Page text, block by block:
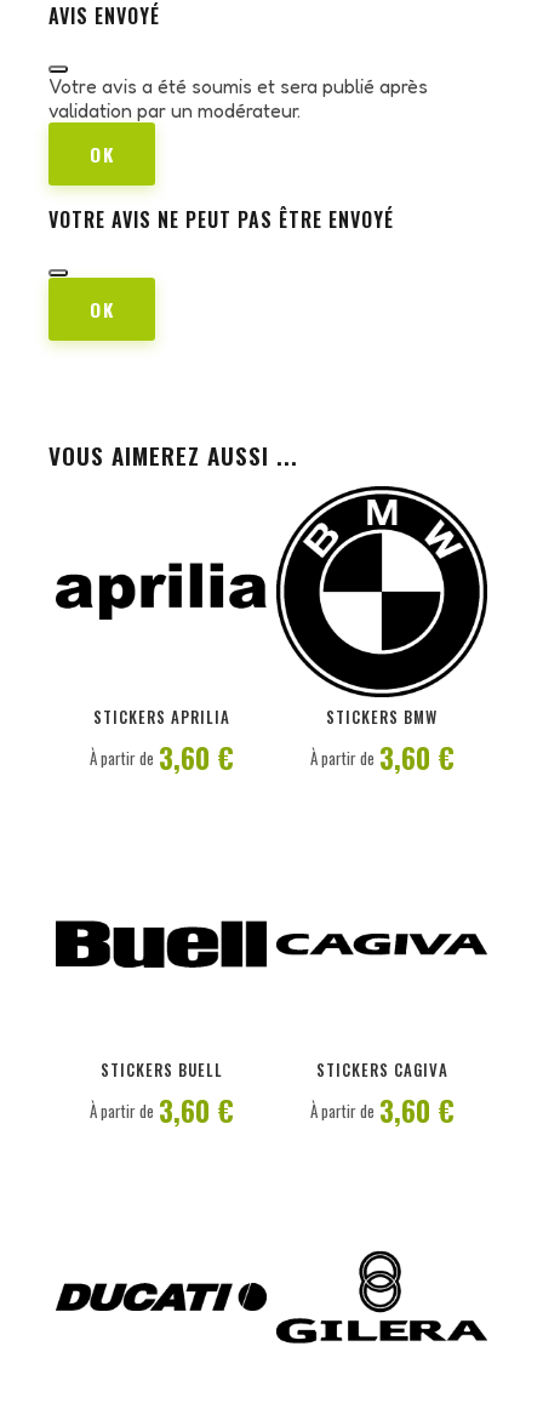
AVIS ENVOYÉ
Votre avis a été soumis et sera publié après
validation par un modérateur.
OK
VOTRE AVIS NE PEUT PAS ÊTRE ENVOYÉ
OK
VOUS AIMEREZ AUSSI ...
STICKERS APRILIA
À partir de 3,60 €
STICKERS BMW
PERSONNALISER
À partir de 3,60 €
STICKERS BUELL
À partir de 3,60 €
STICKERS CAGIVA
À partir de 3,60 €